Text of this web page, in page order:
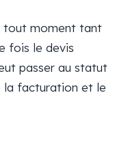
tout moment tant
fois le devis
passer au statut
la facturation et le